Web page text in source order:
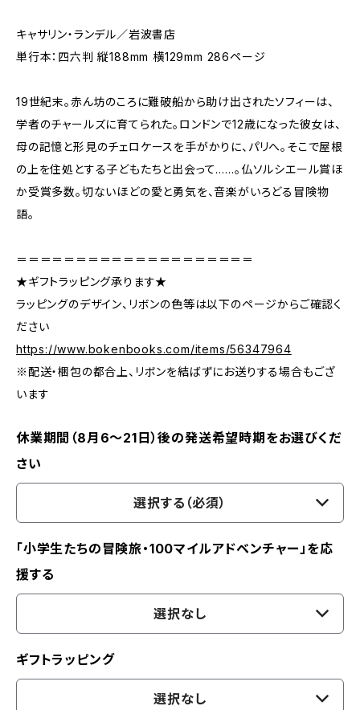
キャサリン・ランデル／岩波書店
単行本：四六判 縦188mm 横129mm 286ページ
19世紀末。赤ん坊のころに難破船から助け出されたソフィーは、
学者のチャールズに育てられた。ロンドンで12歳になった彼女は、
母の記憶と形見のチェロケースを手がかりに、パリへ。そこで屋根
の上を住処とする子どもたちと出会って……。仏ソルシエール賞ほ
か受賞多数。切ないほどの愛と勇気を、音楽がいろどる冒険物
語。
＝＝＝＝＝＝＝＝＝＝＝＝＝＝＝＝＝＝＝＝
★ギフトラッピング承ります★
ラッピングのデザイン、リボンの色等は以下のページからご確認く
ださい
https://www.bokenbooks.com/items/56347964
※配送・梱包の都合上、リボンを結ばずにお送りする場合もござ
います
休業期間（8月6〜21日）後の発送希望時期をお選びくだ
さい
選択する（必須）
「小学生たちの冒険旅・100マイルアドベンチャー」を応
援する
選択なし
ギフトラッピング
選択なし